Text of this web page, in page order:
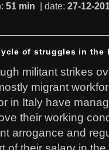
51 min | date: 27-12-
of struggles in
militant strikes
migrant
in Italy have
their working
arrogance and